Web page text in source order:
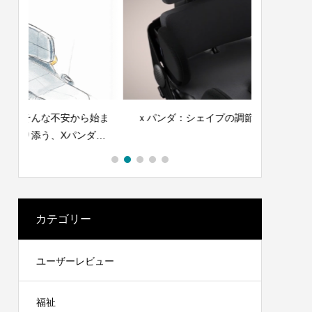
ｘパンダ：シェイプの調節方法 – 基本②
カテゴリー
ユーザーレビュー
福祉